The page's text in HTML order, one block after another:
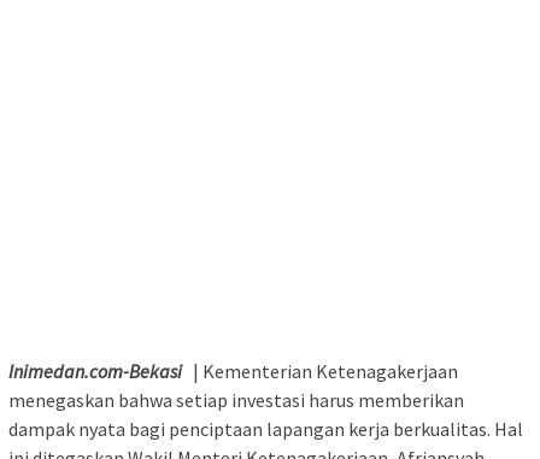
Inimedan.com-​Bekasi | Kementerian Ketenagakerjaan
menegaskan bahwa setiap investasi harus memberikan
dampak nyata bagi penciptaan lapangan kerja berkualitas. Hal